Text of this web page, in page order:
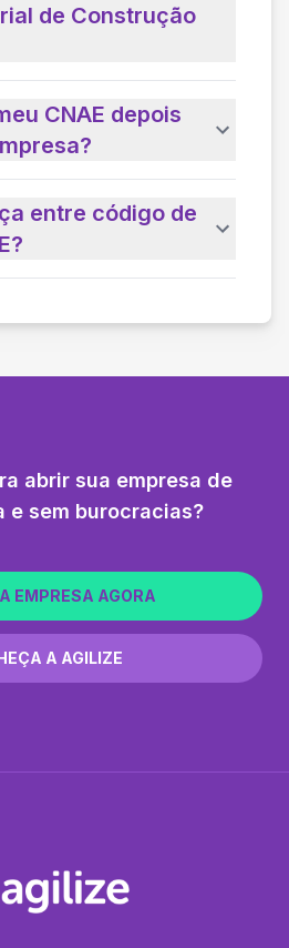
de Construção
CNAE depois
entre código de
abrir sua empresa de
e sem burocracias?
EMPRESA AGORA
A AGILIZE